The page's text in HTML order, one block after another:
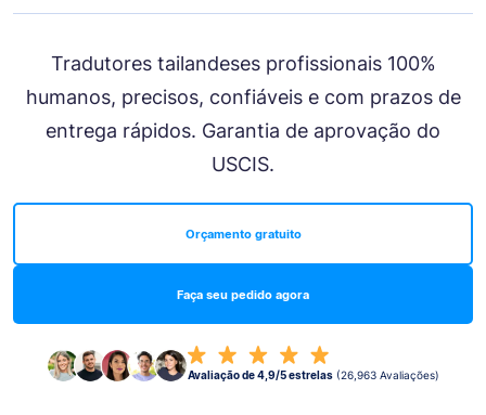
Tradutores tailandeses profissionais 100%
humanos, precisos, confiáveis e com prazos de
entrega rápidos. Garantia de aprovação do
USCIS.
Faça seu pedido agora
Orçamento gratuito
Avaliação de 4,9/5 estrelas (26,963 Avaliações)